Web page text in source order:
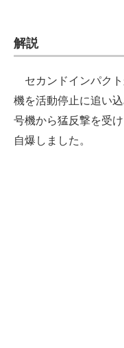
解説
セカンドインパク
機を活動停止に追い
号機から猛反撃を受
自爆しました。